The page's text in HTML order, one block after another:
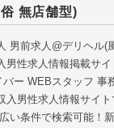
無店舗型)
男前求人@デリヘル(
男性求人情報掲載サイ
ー WEBスタッフ 事
入男性求人情報サイ
い条件で検索可能！